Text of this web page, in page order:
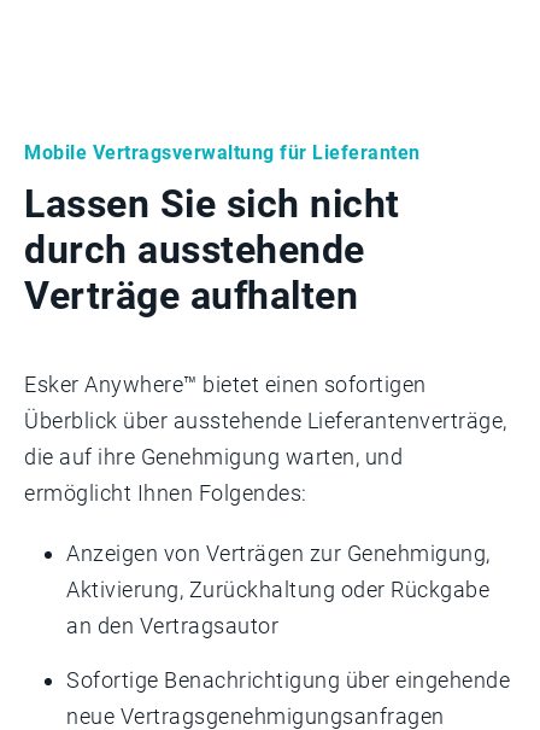
Mobile Vertragsverwaltung für Lieferanten
Lassen Sie sich nicht
durch ausstehende
Verträge aufhalten
Esker Anywhere™ bietet einen sofortigen
Überblick über ausstehende Lieferantenverträge,
die auf ihre Genehmigung warten, und
ermöglicht Ihnen Folgendes:
Anzeigen von Verträgen zur Genehmigung,
Aktivierung, Zurückhaltung oder Rückgabe
an den Vertragsautor
Sofortige Benachrichtigung über eingehende
neue Vertragsgenehmigungsanfragen